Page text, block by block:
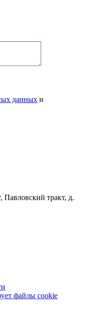
данных и
Павловский тракт, д.
файлы cookie